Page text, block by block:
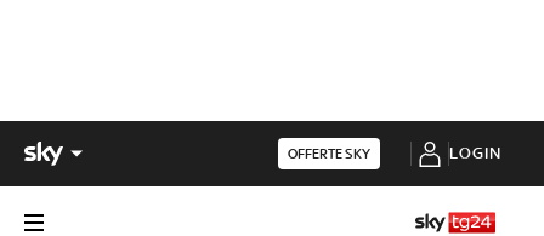
OFFERTE SKY LOGIN